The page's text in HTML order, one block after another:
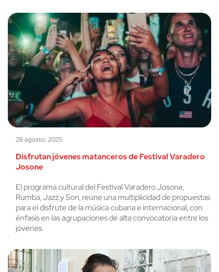
28 agosto, 2025
Disfrutan jóvenes matanceros de Festival Varadero
Josone
El programa cultural del Festival Varadero Josone,
Rumba, Jazz y Son, reúne una multiplicidad de propuestas
para el disfrute de la música cubana e internacional, con
énfasis en las agrupaciones de alta convocatoria entre los
jóvenes.